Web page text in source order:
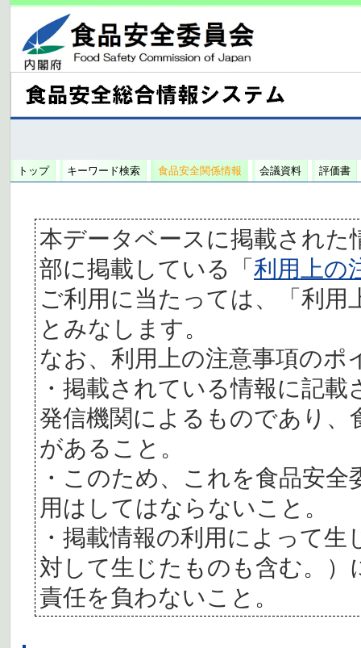
トップ キーワード検索 食品安全関係情報 会議資料 評価書
本データベースに掲載された
部に掲載している「利用上の
ご利用に当たっては、「利
とみなします。
なお、利用上の注意事項の
・掲載されている情報に記
発信機関によるものであり、
があること。
・このため、これを食品安
用はしてはならないこと。
・掲載情報の利用によって
対して生じたものも含む。
責任を負わないこと。